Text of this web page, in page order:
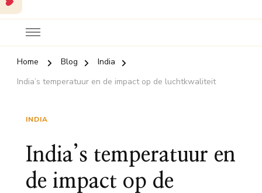
Home Blog
India
India’s temperatuur en de impact op de luchtkwaliteit
INDIA
India’s temperatuur en
de impact op de